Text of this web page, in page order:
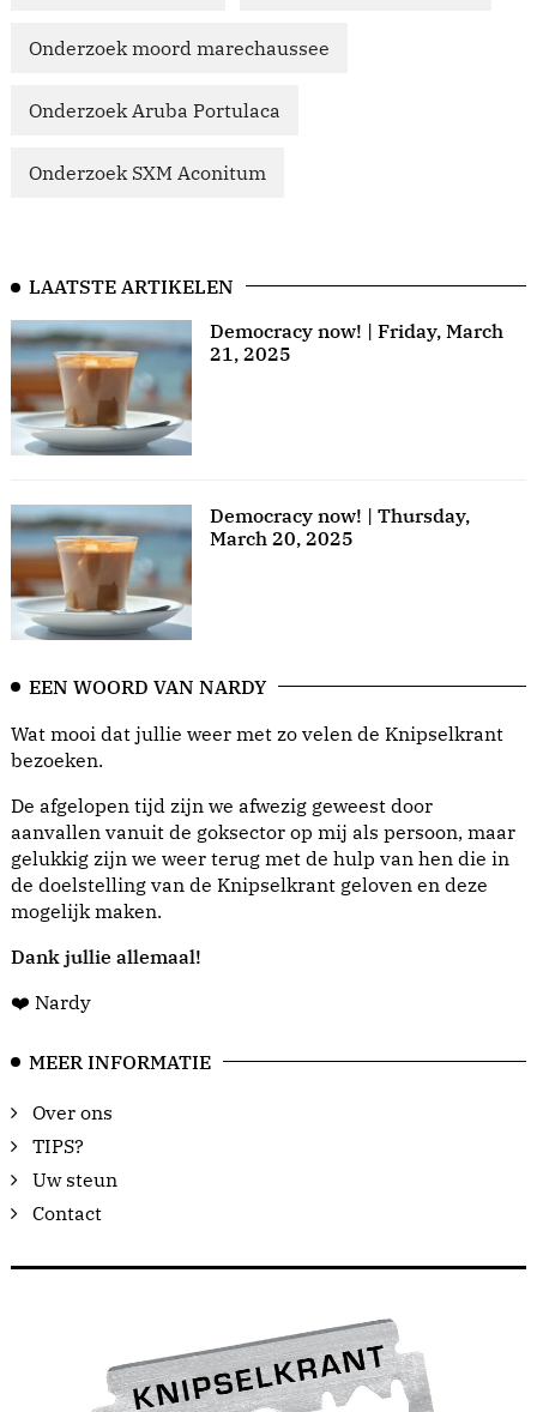
Onderzoek moord marechaussee
Onderzoek Aruba Portulaca
Onderzoek SXM Aconitum
LAATSTE ARTIKELEN
Democracy now! | Friday, March
21, 2025
Democracy now! | Thursday,
March 20, 2025
EEN WOORD VAN NARDY
Wat mooi dat jullie weer met zo velen de Knipselkrant
bezoeken.
De afgelopen tijd zijn we afwezig geweest door
aanvallen vanuit de goksector op mij als persoon, maar
gelukkig zijn we weer terug met de hulp van hen die in
de doelstelling van de Knipselkrant geloven en deze
mogelijk maken.
Dank jullie allemaal!
❤️ Nardy
MEER INFORMATIE
Over ons
TIPS?
Uw steun
Contact